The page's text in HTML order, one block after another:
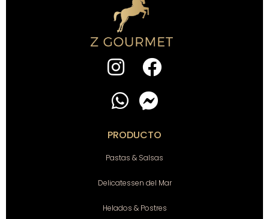
PRODUCTO
Pastas & Salsas
Delicatessen del Mar
Helados & Postres